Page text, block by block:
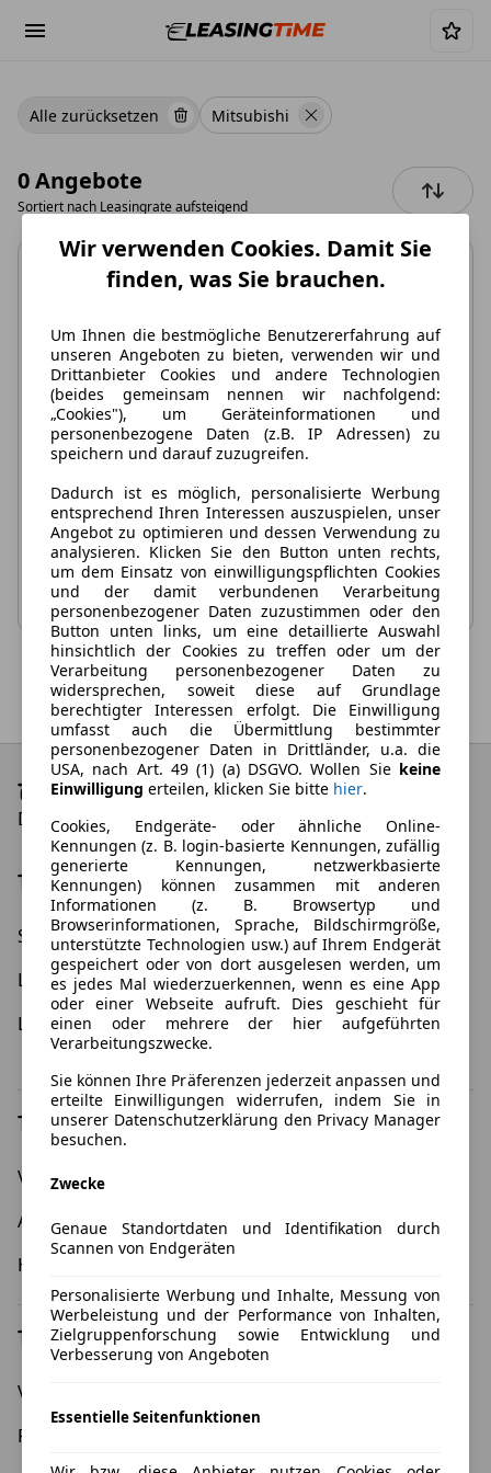
Alle zurücksetzen Mitsubishi
0 Angebote
Sortiert nach Leasingrate aufsteigend
Keine Angebote
verfügbar
Leider können wir aktuell kein Angebot finden.
gleichzeitig zurück.
Filterauswahl zurücksetzen
Die besten Leasing-Angebote und Deals
Top Kategorien
Schnäppchen
Elektroauto Leasing
Leasing ohne Anzahlung
Gewerbeleasing
Leasing 12 Monate
Umweltprämie - Leasing
Top Marken
Volkswagen
Audi
Opel
Hyundai
Top Modelle
Volkswagen Golf
Fiat 500
Wir verwenden Cookies. Damit Sie
finden, was Sie brauchen.
Um Ihnen die bestmögliche Benutzererfahrung auf
unseren Angeboten zu bieten, verwenden wir und
Drittanbieter Cookies und andere Technologien
(beides gemeinsam nennen wir nachfolgend:
„Cookies"), um Geräteinformationen und
personenbezogene Daten (z.B. IP Adressen) zu
speichern und darauf zuzugreifen.
Dadurch ist es möglich, personalisierte Werbung
entsprechend Ihren Interessen auszuspielen, unser
Angebot zu optimieren und dessen Verwendung zu
analysieren. Klicken Sie den Button unten rechts,
um dem Einsatz von einwilligungspflichten Cookies
und der damit verbundenen Verarbeitung
personenbezogener Daten zuzustimmen oder den
Button unten links, um eine detaillierte Auswahl
hinsichtlich der Cookies zu treffen oder um der
Verarbeitung personenbezogener Daten zu
widersprechen, soweit diese auf Grundlage
berechtigter Interessen erfolgt. Die Einwilligung
umfasst auch die Übermittlung bestimmter
personenbezogener Daten in Drittländer, u.a. die
USA, nach Art. 49 (1) (a) DSGVO. Wollen Sie keine
Einwilligung erteilen, klicken Sie bitte hier.
Cookies, Endgeräte- oder ähnliche Online-
Kennungen (z. B. login-basierte Kennungen, zufällig
generierte Kennungen, netzwerkbasierte
Kennungen) können zusammen mit anderen
Informationen (z. B. Browsertyp und
Browserinformationen, Sprache, Bildschirmgröße,
unterstützte Technologien usw.) auf Ihrem Endgerät
gespeichert oder von dort ausgelesen werden, um
es jedes Mal wiederzuerkennen, wenn es eine App
oder einer Webseite aufruft. Dies geschieht für
einen oder mehrere der hier aufgeführten
Verarbeitungszwecke.
Sie können Ihre Präferenzen jederzeit anpassen und
erteilte Einwilligungen widerrufen, indem Sie in
unserer Datenschutzerklärung den Privacy Manager
besuchen.
Zwecke
Genaue Standortdaten und Identifikation durch
Scannen von Endgeräten
Personalisierte Werbung und Inhalte, Messung von
Werbeleistung und der Performance von Inhalten,
Zielgruppenforschung sowie Entwicklung und
Verbesserung von Angeboten
Essentielle Seitenfunktionen